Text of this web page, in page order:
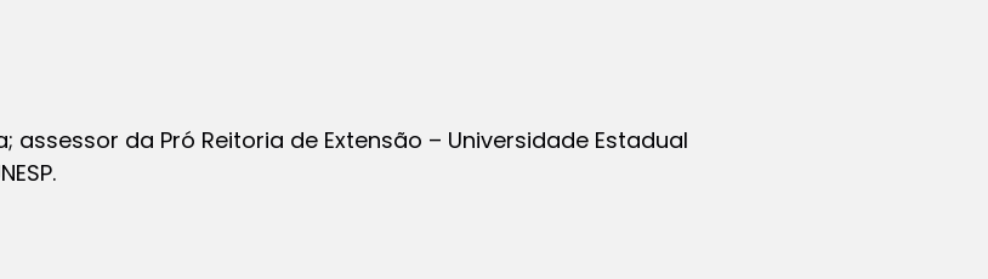
da Pró Reitoria de Extensão – Universidade Estadual